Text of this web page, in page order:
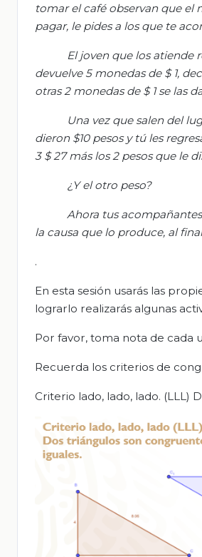
tomar el café observan que el
pagar, le pides a los que te
El joven que los atiende
devuelve 5 monedas de $ 1,
otras 2 monedas de $ 1 se las
Una vez que salen del
dieron $10 pesos y tú les
3 $27 máslos 2 pesos que le
¿Y el otro peso?
Ahora tus
la causa que lo produce, al
.
En esta sesión usarás las
lograrlo realizarás algunas
Por favor, toma nota de cada
Recuerda los criterios de
Criterio lado, lado, lado. (LLL)